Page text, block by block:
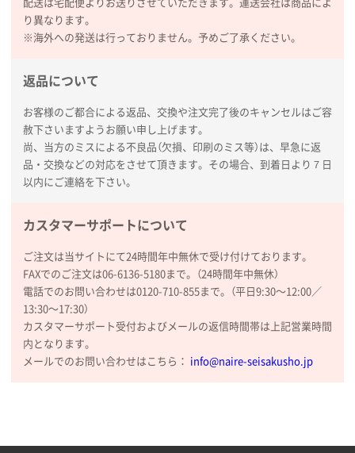
再注文について
名入れグループサイト
配送は宅配便よりお送りさせていただきます。運送会社は商品によ
り異なります。
※海外への発送は行っておりません。予めご了承ください。
返品について
お客様のご都合による返品、交換や注文完了後のキャンセルはご容
赦下さいますようお願い申し上げます。
尚、当方のミスによる不良品（欠損、印刷のミス等）は、早急に返
品・交換などの対応をさせて頂きます。その場合、到着日より７日
以内にご連絡を下さい。
カスタマーサポートについて
ご注文は当サイトにて24時間年中無休で受け付けております。
FAXでのご注文は06-6136-5180まで。（24時間年中無休）
電話でのお問い合わせは0120-710-855まで。（平日9:30〜12:00／
13:30〜17:30）
カスタマーサポート受付およびメールの返信時間帯は上記営業時間
内となります。
メールでのお問い合わせはこちら： info@naire-seisakusho.jp